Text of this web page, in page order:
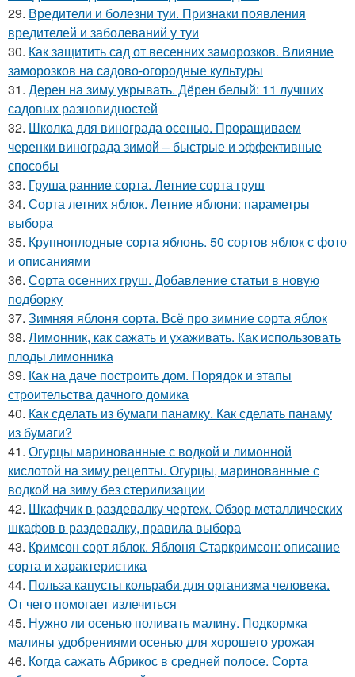
29. Вредители и болезни туи. Признаки появления
вредителей и заболеваний у туи
30. Как защитить сад от весенних заморозков. Влияние
заморозков на садово-огородные культуры
31. Дерен на зиму укрывать. Дёрен белый: 11 лучших
садовых разновидностей
32. Школка для винограда осенью. Проращиваем
черенки винограда зимой – быстрые и эффективные
способы
33. Груша ранние сорта. Летние сорта груш
34. Сорта летних яблок. Летние яблони: параметры
выбора
35. Крупноплодные сорта яблонь. 50 сортов яблок с фото
и описаниями
36. Сорта осенних груш. Добавление статьи в новую
подборку
37. Зимняя яблоня сорта. Всё про зимние сорта яблок
38. Лимонник, как сажать и ухаживать. Как использовать
плоды лимонника
39. Как на даче построить дом. Порядок и этапы
строительства дачного домика
40. Как сделать из бумаги панамку. Как сделать панаму
из бумаги?
41. Огурцы маринованные с водкой и лимонной
кислотой на зиму рецепты. Огурцы, маринованные с
водкой на зиму без стерилизации
42. Шкафчик в раздевалку чертеж. Обзор металлических
шкафов в раздевалку, правила выбора
43. Кримсон сорт яблок. Яблоня Старкримсон: описание
сорта и характеристика
44. Польза капусты кольраби для организма человека.
От чего помогает излечиться
45. Нужно ли осенью поливать малину. Подкормка
малины удобрениями осенью для хорошего урожая
46. Когда сажать Абрикос в средней полосе. Сорта